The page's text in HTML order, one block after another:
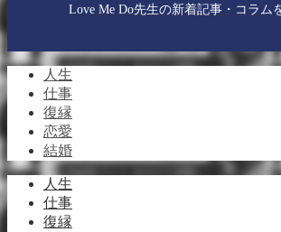
Love Me Do先生の新着記事・コラム
人生
仕事
復縁
恋愛
結婚
人生
仕事
復縁